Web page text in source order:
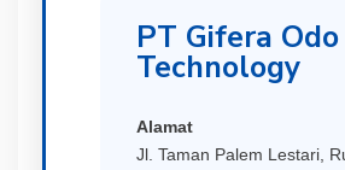
PT Gifera Odo
Technology
Alamat
Jl. Taman Palem Lestari,